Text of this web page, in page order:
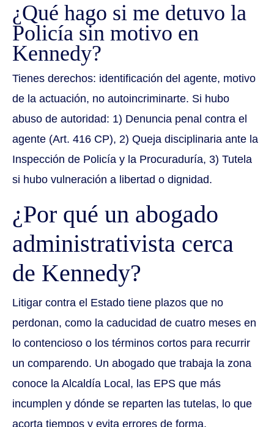
¿Qué hago si me detuvo la
Policía sin motivo en
Kennedy?
Tienes derechos: identificación del agente, motivo
de la actuación, no autoincriminarte. Si hubo
abuso de autoridad: 1) Denuncia penal contra el
agente (Art. 416 CP), 2) Queja disciplinaria ante la
Inspección de Policía y la Procuraduría, 3) Tutela
si hubo vulneración a libertad o dignidad.
¿Por qué un abogado
administrativista cerca
de Kennedy?
Litigar contra el Estado tiene plazos que no
perdonan, como la caducidad de cuatro meses en
lo contencioso o los términos cortos para recurrir
un comparendo. Un abogado que trabaja la zona
conoce la Alcaldía Local, las EPS que más
incumplen y dónde se reparten las tutelas, lo que
acorta tiempos y evita errores de forma.